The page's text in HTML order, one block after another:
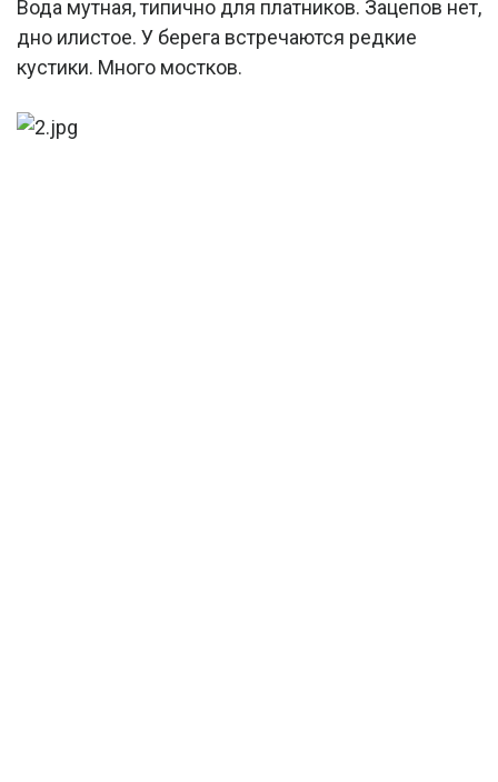
Вода мутная, типично для платников. Зацепов нет,
дно илистое. У берега встречаются редкие
кустики. Много мостков.